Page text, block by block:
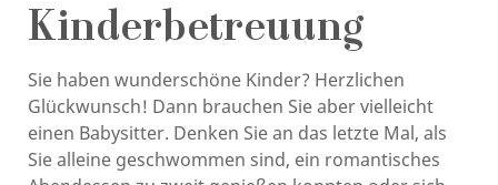
Kinderbetreuung
Sie haben wunderschöne Kinder? Herzlichen
Glückwunsch! Dann brauchen Sie aber vielleicht
einen Babysitter. Denken Sie an das letzte Mal, als
Sie alleine geschwommen sind, ein romantisches